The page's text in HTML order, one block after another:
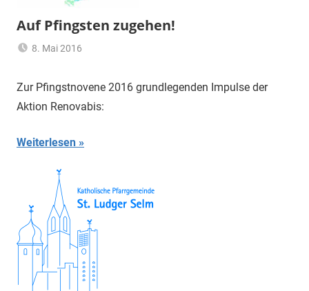
Auf Pfingsten zugehen!
8. Mai 2016
Themann
Zur Pfingstnovene 2016 grundlegenden Impulse der
Aktion Renovabis:
Weiterlesen